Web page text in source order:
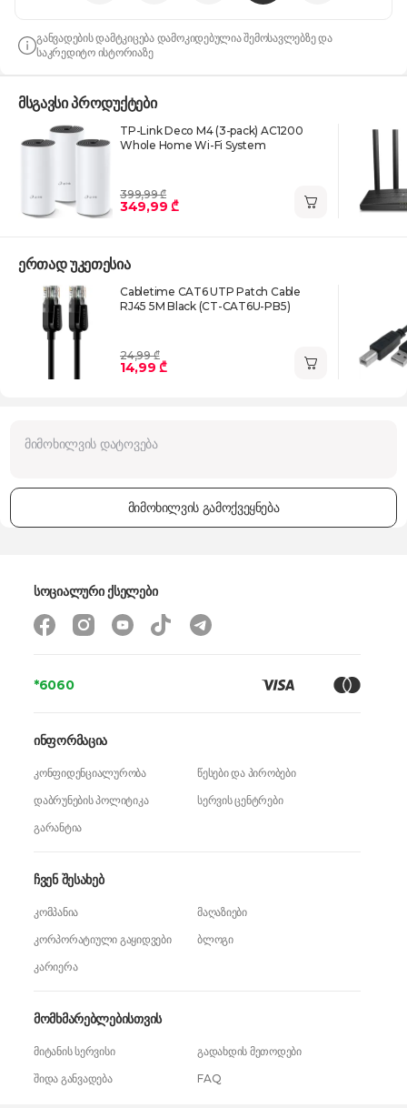
განვადების დამტკიცება დამოკიდებულია შემოსავლებზე და
საკრედიტო ისტორიაზე
მსგავსი პროდუქტები
TP-Link Deco M4 (3-pack) AC1200
Whole Home Wi-Fi System
399,99 ₾
349,99 ₾
ერთად უკეთესია
Cabletime CAT6 UTP Patch Cable
RJ45 5M Black (CT-CAT6U-PB5)
24,99 ₾
14,99 ₾
მიმოხილვის გამოქვეყნება
*6060
ჩვენ შესახებ
კომპანია
მაღაზიები
კორპორატიული გაყიდვები
ბლოგი
კარიერა
ინფორმაცია
კონფიდენციალურობა
წესები და პირობები
დაბრუნების პოლიტიკა
სერვის ცენტრები
გარანტია
მომხმარებლებისთვის
მიტანის სერვისი
გადახდის მეთოდები
შიდა განვადება
FAQ
სოციალური ქსელები